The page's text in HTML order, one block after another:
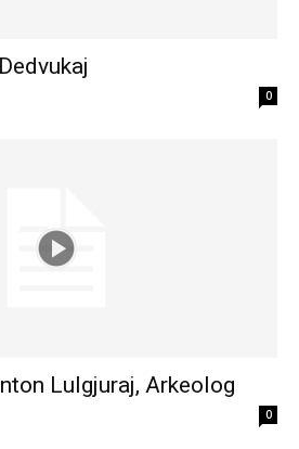
0
Lulgjuraj, Arkeolog
0